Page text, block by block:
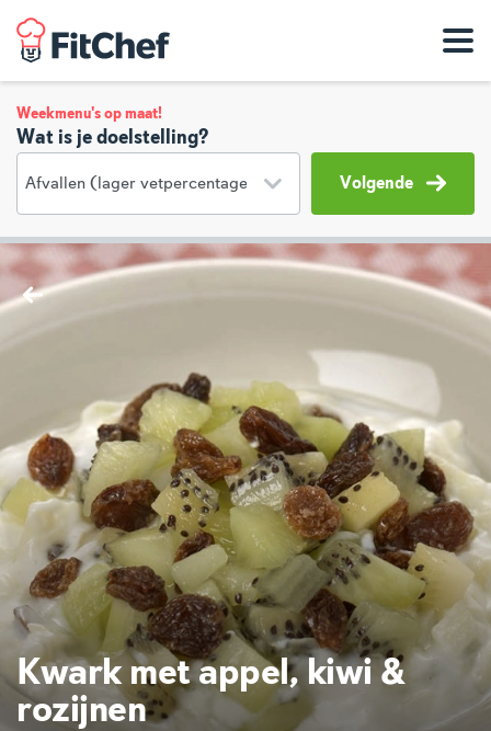
Weekmenu's op maat!
Wat is je doelstelling?
Volgende
Kwark met appel, kiwi &
rozijnen